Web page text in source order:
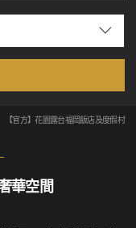
【官方】花園露台福岡飯店及度假村
華空間